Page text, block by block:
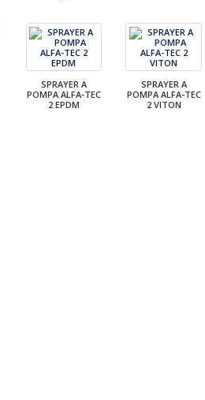
SPRAYER A
POMPA ALFA-TEC
2 EPDM
SPRAYER A
POMPA ALFA-TEC
2 VITON